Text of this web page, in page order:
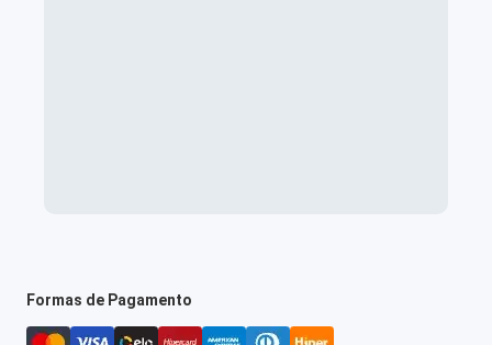
Formas de Pagamento